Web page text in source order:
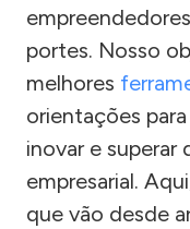
portes. Nosso
melhores
orientações
inovar e superar
empresarial.
que vão desde